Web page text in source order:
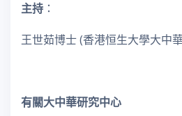
主持 ：
王世茹博士 (香港恒生大學大中
有關大中華研究中心